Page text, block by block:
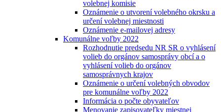
volebnej komisie
Oznámenie o utvorení volebného okrsku a
určení volebnej miestnosti
Oznámenie e-mailovej adresy
Komunálne voľby 2022
Rozhodnutie predsedu NR SR o vyhlásení
volieb do orgánov samosprávy obcí a o
vyhlásení volieb do orgánov
samosprávnych krajov
Oznámenie o určení volebných obvodov
pre komunálne voľby 2022
Informácia o počte obyvateľov
Menovanie zapisovateľky miestnej